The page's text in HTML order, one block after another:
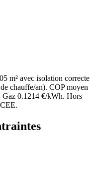
m² avec isolation correcte
chauffe/an). COP moyen
0.1214 €/kWh. Hors